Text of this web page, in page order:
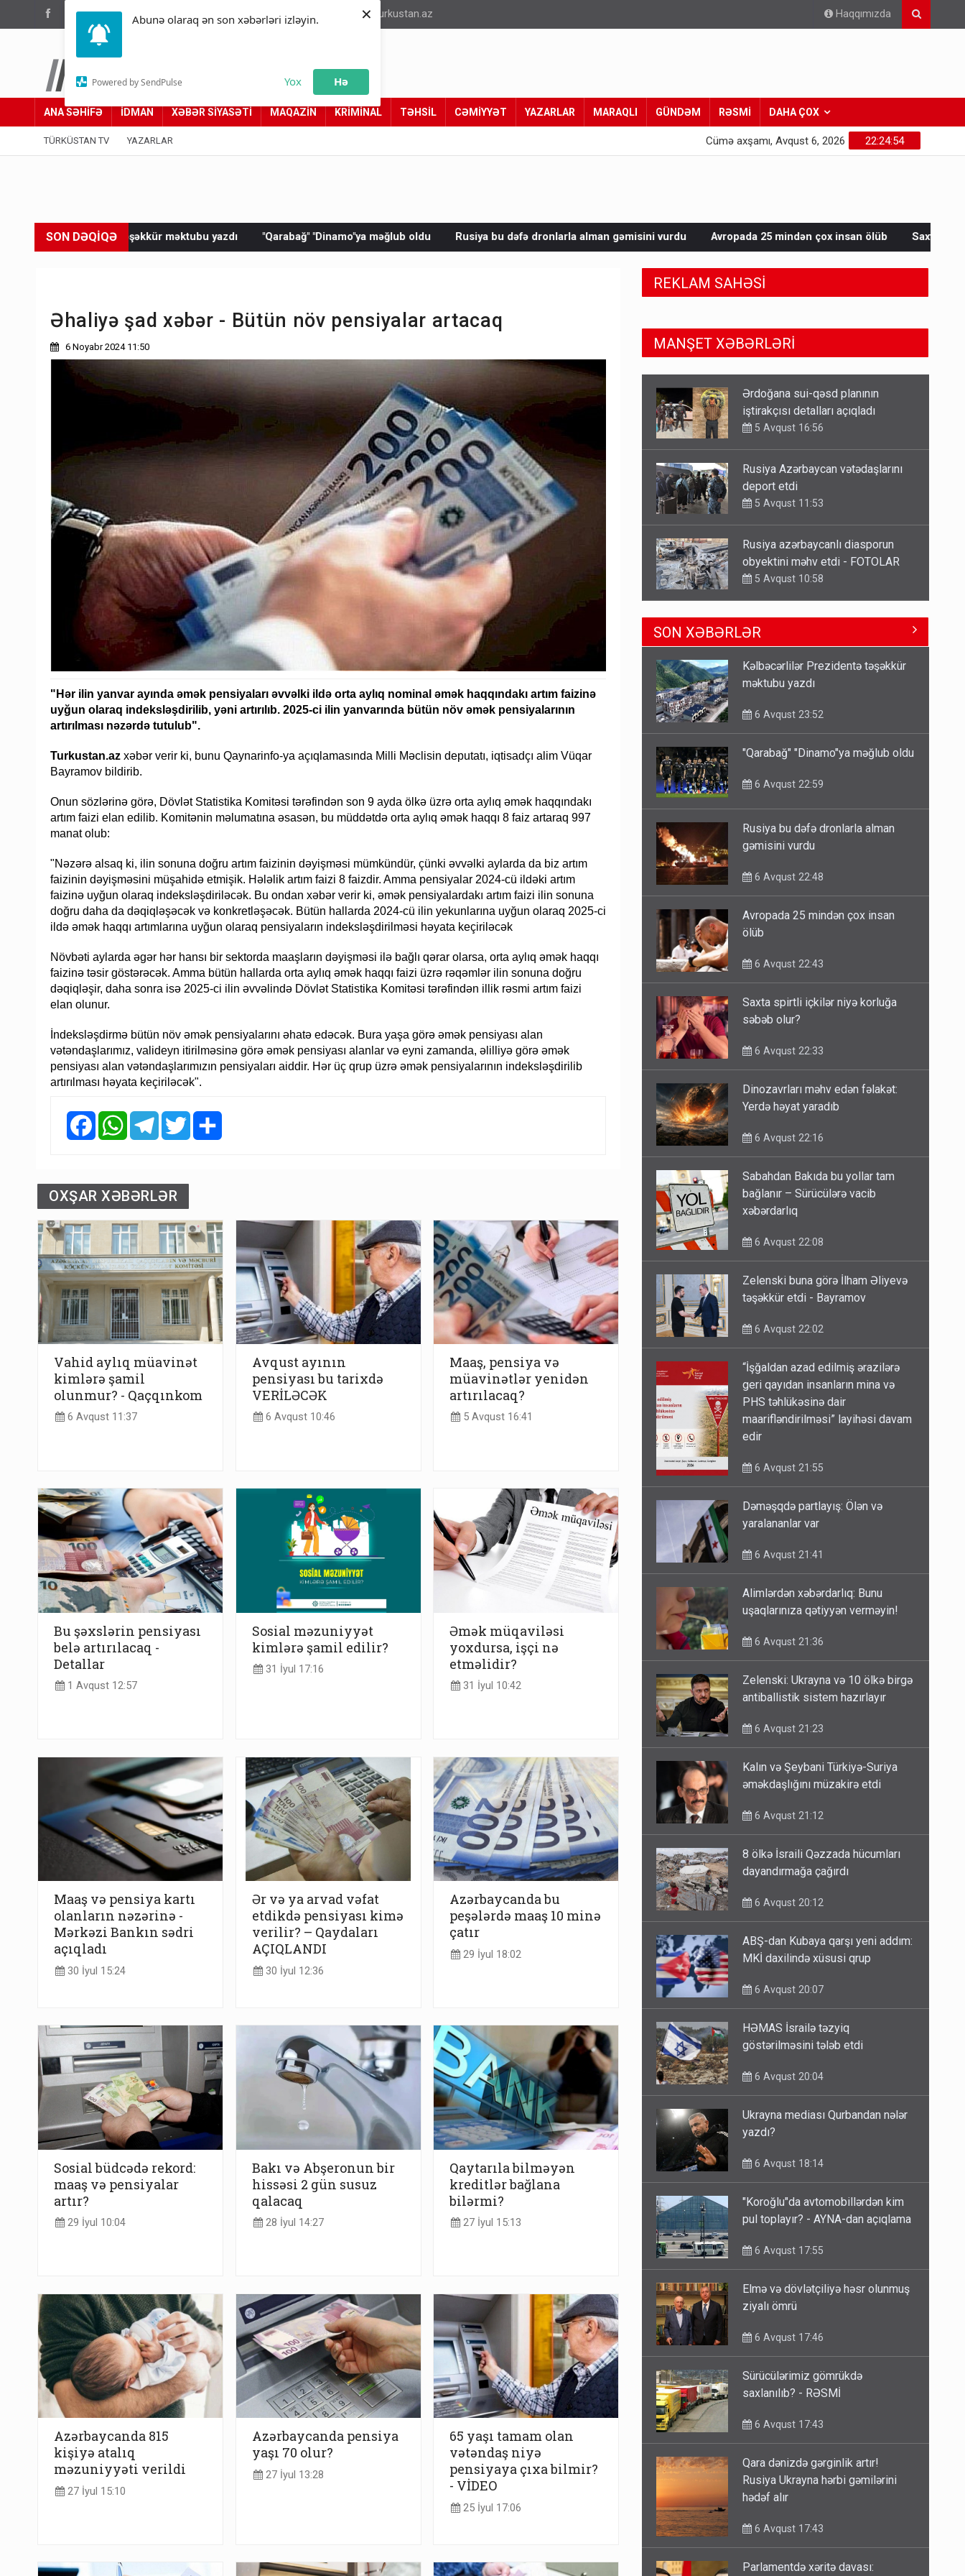
Abunə olaraq ən son xəbərləri izləyin.
Powered by SendPulse Yox Hə
×
(012) 449 94 05 info@turkustan.az Haqqımızda
Türküstan.az
Adımız yolumuzdur
ANA SƏHİFƏ İDMAN XƏBƏR SİYASƏTİ MAQAZİN KRİMİNAL TƏHSİL CƏMİYYƏT YAZARLAR MARAQLI GÜNDƏM RƏSMİ DAHA ÇOX
TÜRKÜSTAN TV YAZARLAR 22:24:56
Cümə axşamı, Avqust 6, 2026
SON DƏQİQƏ
məktubu yazdı "Qarabağ" "Dinamo"ya məğlub oldu Rusiya bu dəfə dronlarla alman gəmisini vurdu Avropada 25 mindən çox insan ölüb Saxta spirtli içkilər niyə korluğa
Əhaliyə şad xəbər - Bütün növ pensiyalar artacaq
6 Noyabr 2024 11:50
"Hər ilin yanvar ayında əmək pensiyaları əvvəlki ildə orta aylıq nominal əmək haqqındakı artım faizinə
uyğun olaraq indeksləşdirilib, yəni artırılıb. 2025-ci ilin yanvarında bütün növ əmək pensiyalarının
artırılması nəzərdə tutulub".
Turkustan.az xəbər verir ki, bunu Qaynarinfo-ya açıqlamasında Milli Məclisin deputatı, iqtisadçı alim Vüqar
Bayramov bildirib.
Onun sözlərinə görə, Dövlət Statistika Komitəsi tərəfindən son 9 ayda ölkə üzrə orta aylıq əmək haqqındakı
artım faizi elan edilib. Komitənin məlumatına əsasən, bu müddətdə orta aylıq əmək haqqı 8 faiz artaraq 997
manat olub:
"Nəzərə alsaq ki, ilin sonuna doğru artım faizinin dəyişməsi mümkündür, çünki əvvəlki aylarda da biz artım
faizinin dəyişməsini müşahidə etmişik. Hələlik artım faizi 8 faizdir. Amma pensiyalar 2024-cü ildəki artım
faizinə uyğun olaraq indeksləşdiriləcək. Bu ondan xəbər verir ki, əmək pensiyalardakı artım faizi ilin sonuna
doğru daha da dəqiqləşəcək və konkretləşəcək. Bütün hallarda 2024-cü ilin yekunlarına uyğun olaraq 2025-ci
ildə əmək haqqı artımlarına uyğun olaraq pensiyaların indeksləşdirilməsi həyata keçiriləcək
Növbəti aylarda əgər hər hansı bir sektorda maaşların dəyişməsi ilə bağlı qərar olarsa, orta aylıq əmək haqqı
faizinə təsir göstərəcək. Amma bütün hallarda orta aylıq əmək haqqı faizi üzrə rəqəmlər ilin sonuna doğru
dəqiqləşir, daha sonra isə 2025-ci ilin əvvəlində Dövlət Statistika Komitəsi tərəfindən illik rəsmi artım faizi
elan olunur.
İndeksləşdirmə bütün növ əmək pensiyalarını əhatə edəcək. Bura yaşa görə əmək pensiyası alan
vətəndaşlarımız, valideyn itirilməsinə görə əmək pensiyası alanlar və eyni zamanda, əlilliyə görə əmək
pensiyası alan vətəndaşlarımızın pensiyaları aiddir. Hər üç qrup üzrə əmək pensiyalarının indeksləşdirilib
artırılması həyata keçiriləcək".
FacebookWhatsAppTelegramTwitter
OXŞAR XƏBƏRLƏR
Vahid aylıq müavinət
kimlərə şamil
olunmur? - Qaçqınkom
6 Avqust 11:37
Avqust ayının
pensiyası bu tarixdə
VERİLƏCƏK
6 Avqust 10:46
Maaş, pensiya və
müavinətlər yenidən
artırılacaq?
5 Avqust 16:41
Bu şəxslərin pensiyası
belə artırılacaq -
Detallar
1 Avqust 12:57
Sosial məzuniyyət
kimlərə şamil edilir?
31 İyul 17:16
Əmək müqaviləsi
yoxdursa, işçi nə
etməlidir?
31 İyul 10:42
Maaş və pensiya kartı
olanların nəzərinə -
Mərkəzi Bankın sədri
açıqladı
30 İyul 15:24
Ər və ya arvad vəfat
etdikdə pensiyası kimə
verilir? – Qaydaları
AÇIQLANDI
30 İyul 12:36
Azərbaycanda bu
peşələrdə maaş 10 minə
çatır
29 İyul 18:02
Sosial büdcədə rekord:
maaş və pensiyalar
artır?
29 İyul 10:04
Bakı və Abşeronun bir
hissəsi 2 gün susuz
qalacaq
28 İyul 14:27
Qaytarıla bilməyən
kreditlər bağlana
bilərmi?
27 İyul 15:13
Azərbaycanda 815
kişiyə atalıq
məzuniyyəti verildi
27 İyul 15:10
Azərbaycanda pensiya
yaşı 70 olur?
27 İyul 13:28
65 yaşı tamam olan
vətəndaş niyə
pensiyaya çıxa bilmir?
- VİDEO
25 İyul 17:06
REKLAM SAHƏSİ
MANŞET XƏBƏRLƏRİ
Rusiya Azərbaycan vətədaşlarını
deport etdi
5 Avqust 11:53
Rusiya azərbaycanlı diasporun
obyektini məhv etdi - FOTOLAR
5 Avqust 10:58
Bu tarixdən HAVALAR DƏYİŞİR -
İSTİLƏR BİTİR
4 Avqust 22:04
ŞOK! David Seliverstov ölkədən
qaçdı
gedə biləcəksiniz - SİYAHI
iştirakçısı detalları açıqladı
SON XƏBƏRLƏR
Kəlbəcərlilər Prezidentə təşəkkür
məktubu yazdı
6 Avqust 23:52
"Qarabağ" "Dinamo"ya məğlub oldu
6 Avqust 22:59
Rusiya bu dəfə dronlarla alman
gəmisini vurdu
6 Avqust 22:48
Avropada 25 mindən çox insan
ölüb
6 Avqust 22:43
Saxta spirtli içkilər niyə korluğa
səbəb olur?
6 Avqust 22:33
Dinozavrları məhv edən fəlakət:
Yerdə həyat yaradıb
6 Avqust 22:16
Sabahdan Bakıda bu yollar tam
bağlanır – Sürücülərə vacib
xəbərdarlıq
6 Avqust 22:08
Zelenski buna görə İlham Əliyevə
təşəkkür etdi - Bayramov
6 Avqust 22:02
“İşğaldan azad edilmiş ərazilərə
geri qayıdan insanların mina və
PHS təhlükəsinə dair
maarifləndirilməsi” layihəsi davam
edir
6 Avqust 21:55
Dəməşqdə partlayış: Ölən və
yaralananlar var
6 Avqust 21:41
Alimlərdən xəbərdarlıq: Bunu
uşaqlarınıza qətiyyən verməyin!
6 Avqust 21:36
Zelenski: Ukrayna və 10 ölkə birgə
antiballistik sistem hazırlayır
6 Avqust 21:23
Kalın və Şeybani Türkiyə-Suriya
əməkdaşlığını müzakirə etdi
6 Avqust 21:12
8 ölkə İsraili Qəzzada hücumları
dayandırmağa çağırdı
6 Avqust 20:12
ABŞ-dan Kubaya qarşı yeni addım:
MKİ daxilində xüsusi qrup
6 Avqust 20:07
HƏMAS İsrailə təzyiq
göstərilməsini tələb etdi
6 Avqust 20:04
Ukrayna mediası Qurbandan nələr
yazdı?
6 Avqust 18:14
"Koroğlu"da avtomobillərdən kim
pul toplayır? - AYNA-dan açıqlama
6 Avqust 17:55
Elmə və dövlətçiliyə həsr olunmuş
ziyalı ömrü
6 Avqust 17:46
Sürücülərimiz gömrükdə
saxlanılıb? - RƏSMİ
6 Avqust 17:43
Qara dənizdə gərginlik artır!
Rusiya Ukrayna hərbi gəmilərini
hədəf alır
6 Avqust 17:43
Parlamentdə xəritə davası: